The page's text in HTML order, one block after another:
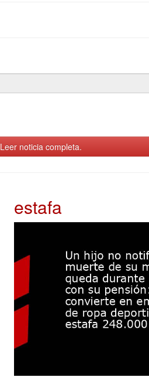
Leer noticia completa.
estafa